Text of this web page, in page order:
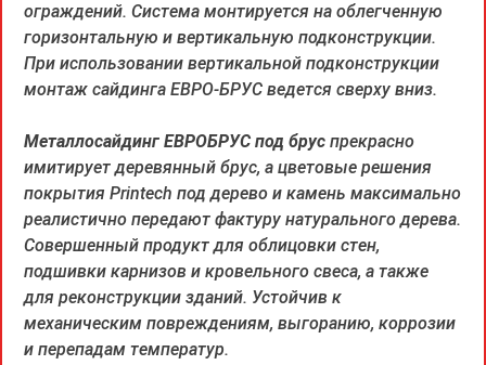
ограждений. Система монтируется на облегченную
горизонтальную и вертикальную подконструкции.
При использовании вертикальной подконструкции
монтаж сайдинга ЕВРО-БРУС ведется сверху вниз.
Металлосайдинг ЕВРОБРУС под брус прекрасно
имитирует деревянный брус, а цветовые решения
покрытия Printech под дерево и камень максимально
реалистично передают фактуру натурального дерева.
Совершенный продукт для облицовки стен,
подшивки карнизов и кровельного свеса, а также
для реконструкции зданий. Устойчив к
механическим повреждениям, выгоранию, коррозии
и перепадам температур.